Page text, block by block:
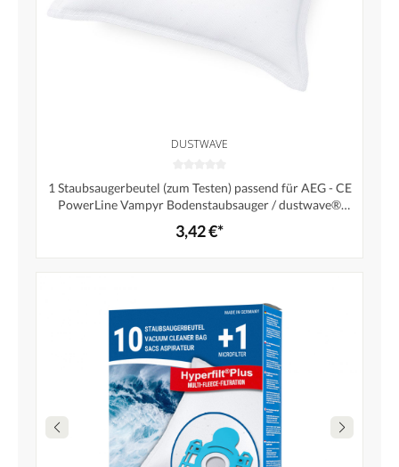
DUSTWAVE
1 Staubsaugerbeutel (zum Testen) passend für AEG - CE
PowerLine Vampyr Bodenstaubsauger / dustwave®
Markenstaubbeutel – Made in Germany + Microfilter
3,42 €*